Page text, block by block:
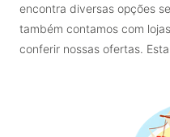
encontra diversas opções
também contamos com
conferir nossas ofertas.